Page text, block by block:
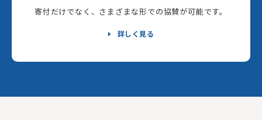
寄付だけでなく、さまざまな形での協賛が可能です。
詳しく見る